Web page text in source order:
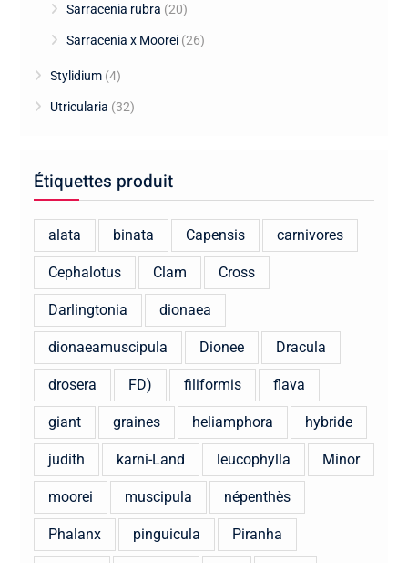
Sarracenia rubra (20)
Sarracenia x Moorei (26)
Stylidium (4)
Utricularia (32)
Étiquettes produit
alata binata Capensis carnivores
Cephalotus Clam Cross
Darlingtonia dionaea
dionaeamuscipula Dionee Dracula
drosera FD) filiformis flava
giant graines heliamphora hybride
judith karni-Land leucophylla Minor
moorei muscipula népenthès
Phalanx pinguicula Piranha